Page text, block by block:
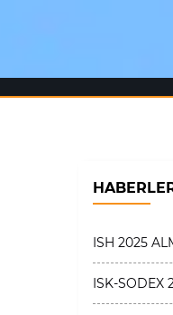
ISH 2025
ISK-SODEX